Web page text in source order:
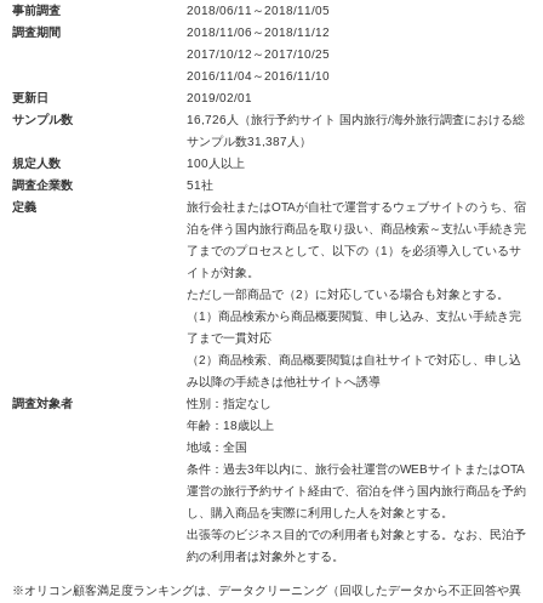
事前調査
2018/06/11～2018/11/05
調査期間
2018/11/06～2018/11/12
2017/10/12～2017/10/25
2016/11/04～2016/11/10
更新日
2019/02/01
サンプル数
16,726人（旅行予約サイト 国内旅行/海外旅行調査における総
サンプル数31,387人）
規定人数
100人以上
調査企業数
51社
定義
旅行会社またはOTAが自社で運営するウェブサイトのうち、宿
泊を伴う国内旅行商品を取り扱い、商品検索～支払い手続き完
了までのプロセスとして、以下の（1）を必須導入しているサ
イトが対象。
ただし一部商品で（2）に対応している場合も対象とする。
（1）商品検索から商品概要閲覧、申し込み、支払い手続き完
了まで一貫対応
（2）商品検索、商品概要閲覧は自社サイトで対応し、申し込
み以降の手続きは他社サイトへ誘導
調査対象者
性別：指定なし
年齢：18歳以上
地域：全国
条件：過去3年以内に、旅行会社運営のWEBサイトまたはOTA
運営の旅行予約サイト経由で、宿泊を伴う国内旅行商品を予約
し、購入商品を実際に利用した人を対象とする。
出張等のビジネス目的での利用者も対象とする。なお、民泊予
約の利用者は対象外とする。
※オリコン顧客満足度ランキングは、データクリーニング（回収したデータから不正回答や異